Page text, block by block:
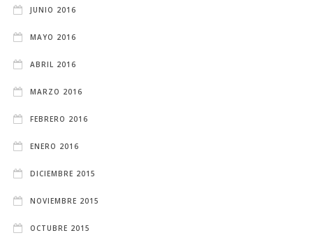
JUNIO 2016
MAYO 2016
ABRIL 2016
MARZO 2016
FEBRERO 2016
ENERO 2016
DICIEMBRE 2015
NOVIEMBRE 2015
OCTUBRE 2015